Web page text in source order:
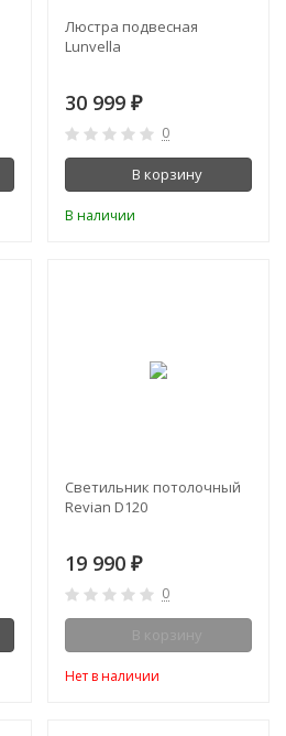
Люстра подвесная
Lunvella
30 999 ₽
0
В корзину
В наличии
Светильник потолочный
Revian D120
19 990 ₽
0
Нет в наличии